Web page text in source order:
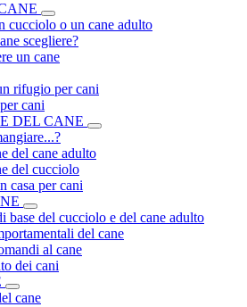
cucciolo o un cane adulto
scegliere?
un cane
rifugio per cani
cani
DEL CANE
del cane adulto
del cucciolo
casa per cani
base del cucciolo e del cane adulto
del cane
al cane
dei cani
cane